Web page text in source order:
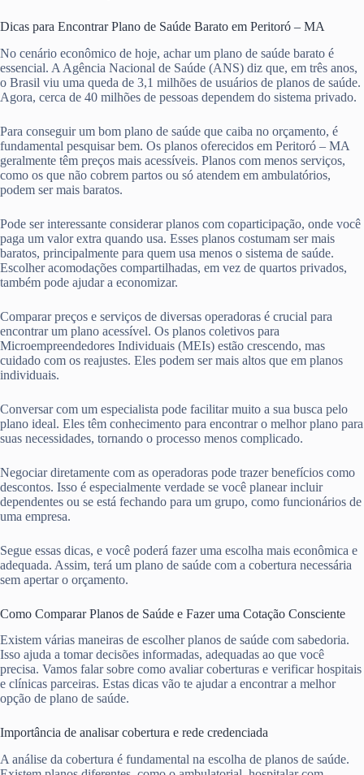
Dicas para Encontrar Plano de Saúde Barato em Peritoró – MA
No cenário econômico de hoje, achar um plano de saúde barato é
essencial. A Agência Nacional de Saúde (ANS) diz que, em três anos,
o Brasil viu uma queda de 3,1 milhões de usuários de planos de saúde.
Agora, cerca de 40 milhões de pessoas dependem do sistema privado.
Para conseguir um bom plano de saúde que caiba no orçamento, é
fundamental pesquisar bem. Os planos oferecidos em Peritoró – MA
geralmente têm preços mais acessíveis. Planos com menos serviços,
como os que não cobrem partos ou só atendem em ambulatórios,
podem ser mais baratos.
Pode ser interessante considerar planos com coparticipação, onde você
paga um valor extra quando usa. Esses planos costumam ser mais
baratos, principalmente para quem usa menos o sistema de saúde.
Escolher acomodações compartilhadas, em vez de quartos privados,
também pode ajudar a economizar.
Comparar preços e serviços de diversas operadoras é crucial para
encontrar um plano acessível. Os planos coletivos para
Microempreendedores Individuais (MEIs) estão crescendo, mas
cuidado com os reajustes. Eles podem ser mais altos que em planos
individuais.
Conversar com um especialista pode facilitar muito a sua busca pelo
plano ideal. Eles têm conhecimento para encontrar o melhor plano para
suas necessidades, tornando o processo menos complicado.
Negociar diretamente com as operadoras pode trazer benefícios como
descontos. Isso é especialmente verdade se você planear incluir
dependentes ou se está fechando para um grupo, como funcionários de
uma empresa.
Segue essas dicas, e você poderá fazer uma escolha mais econômica e
adequada. Assim, terá um plano de saúde com a cobertura necessária
sem apertar o orçamento.
Como Comparar Planos de Saúde e Fazer uma Cotação Consciente
Existem várias maneiras de escolher planos de saúde com sabedoria.
Isso ajuda a tomar decisões informadas, adequadas ao que você
precisa. Vamos falar sobre como avaliar coberturas e verificar hospitais
e clínicas parceiras. Estas dicas vão te ajudar a encontrar a melhor
opção de plano de saúde.
Importância de analisar cobertura e rede credenciada
A análise da cobertura é fundamental na escolha de planos de saúde.